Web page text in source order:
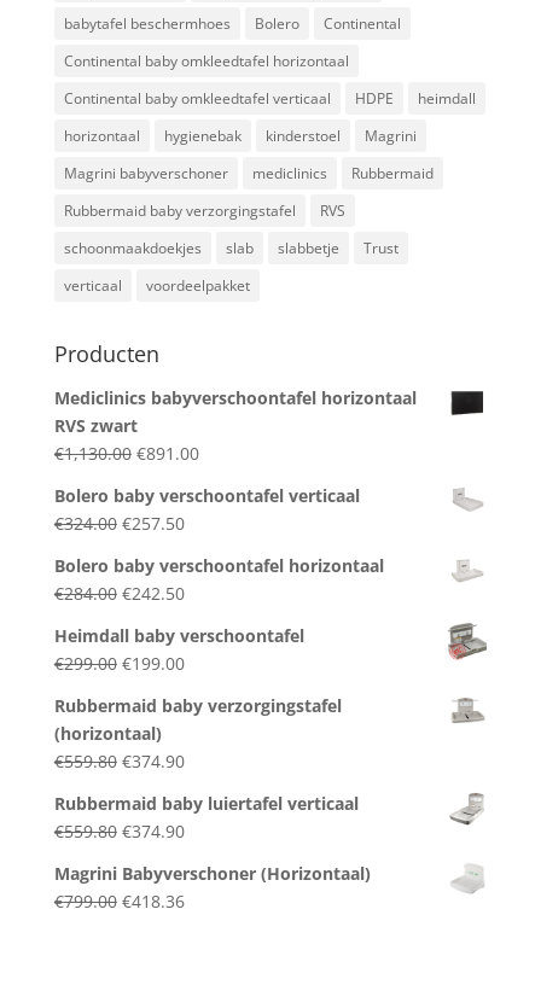
babytafel beschermhoes
Bolero
Continental
Continental baby omkleedtafel horizontaal
Continental baby omkleedtafel verticaal
HDPE
heimdall
horizontaal
hygienebak kinderstoel
Magrini
Magrini babyverschoner
mediclinics
Rubbermaid
Rubbermaid baby verzorgingstafel
RVS
schoonmaakdoekjes
slab slabbetje
Trust
verticaal
voordeelpakket
Producten
Mediclinics babyverschoontafel horizontaal
RVS zwart
€1,130.00 Original
was:
€1,130.00.
€891.00Current
is:
Bolero baby verschoontafel verticaal
€324.00 Original
was:
€324.00.
€257.50Current
is:
€257.50.
Bolero baby verschoontafel horizontaal
€284.00 Original
was:
€284.00.
€242.50Current
is:
€242.50.
Heimdall baby verschoontafel
€299.00 Original
was:
€299.00.
€199.00Current
is:
Rubbermaid baby verzorgingstafel
(horizontaal)
€559.80 Original
was:
€559.80.
€374.90Current
is:
€374.90.
Rubbermaid baby luiertafel verticaal
€559.80 Original
was:
€559.80.
€374.90Current
is:
€374.90.
Magrini Babyverschoner (Horizontaal)
€799.00 Original
€418.36Current